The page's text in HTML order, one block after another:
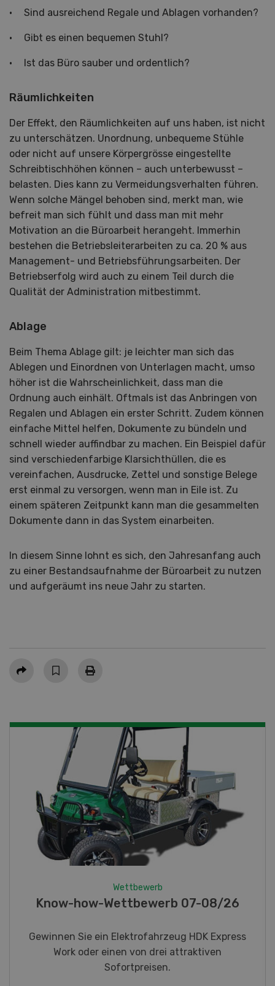
Sind ausreichend Regale und Ablagen vorhanden?
Gibt es einen bequemen Stuhl?
Ist das Büro sauber und ordentlich?
Räumlichkeiten
Der Effekt, den Räumlichkeiten auf uns haben, ist nicht
zu unterschätzen. Unordnung, unbequeme Stühle
oder nicht auf unsere Körpergrösse eingestellte
Schreibtischhöhen können – auch unterbewusst –
belasten. Dies kann zu Vermeidungsverhalten führen.
Wenn solche Mängel behoben sind, merkt man, wie
befreit man sich fühlt und dass man mit mehr
Motivation an die Büroarbeit herangeht. Immerhin
bestehen die Betriebsleiterarbeiten zu ca. 20 % aus
Management- und Betriebsführungsarbeiten. Der
Betriebserfolg wird auch zu einem Teil durch die
Qualität der Administration mitbestimmt.
Ablage
Beim Thema Ablage gilt: je leichter man sich das
Ablegen und Einordnen von Unterlagen macht, umso
höher ist die Wahrscheinlichkeit, dass man die
Ordnung auch einhält. Oftmals ist das Anbringen von
Regalen und Ablagen ein erster Schritt. Zudem können
einfache Mittel helfen, Dokumente zu bündeln und
schnell wieder auffindbar zu machen. Ein Beispiel dafür
sind verschiedenfarbige Klarsichthüllen, die es
vereinfachen, Ausdrucke, Zettel und sonstige Belege
erst einmal zu versorgen, wenn man in Eile ist. Zu
einem späteren Zeitpunkt kann man die gesammelten
Dokumente dann in das System einarbeiten.
In diesem Sinne lohnt es sich, den Jahresanfang auch
zu einer Bestandsaufnahme der Büroarbeit zu nutzen
und aufgeräumt ins neue Jahr zu starten.
Teilen
Fotorätsel 07-08/26
Gewinnen Sie eines von fünf LANDI
Taschenmessern